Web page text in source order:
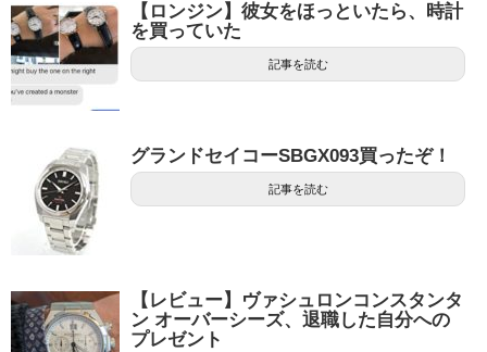
【ロンジン】彼女をほっといたら、時計
を買っていた
記事を読む
グランドセイコーSBGX093買ったぞ！
記事を読む
【レビュー】ヴァシュロンコンスタンタ
ン オーバーシーズ、退職した自分への
プレゼント